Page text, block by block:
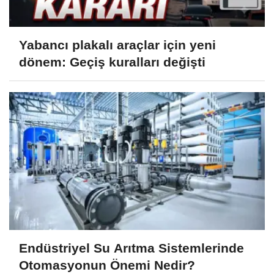
Yabancı plakalı araçlar için yeni
dönem: Geçiş kuralları değişti
Endüstriyel Su Arıtma Sistemlerinde
Otomasyonun Önemi Nedir?